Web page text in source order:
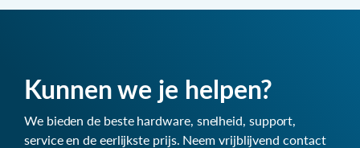
Kunnen we je helpen?
We bieden de beste hardware, snelheid, support,
service en de eerlijkste prijs. Neem vrijblijvend contact